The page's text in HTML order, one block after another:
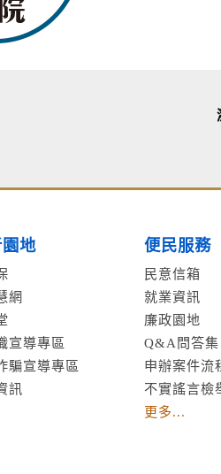
地
網
宣導專區
騙宣導專區
訊
便民服務
民意信箱
就業資訊
廉政園地
Q&A問答集
申辦案件流
不實謠言檢
更多...